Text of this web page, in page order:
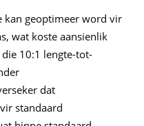
kan geoptimeer word vir
wat koste aansienlik
10:1 lengte-tot-
dat
standaard